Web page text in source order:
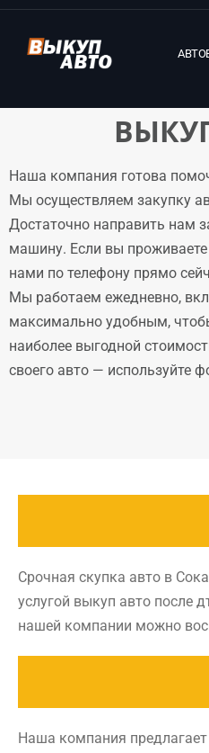
Наша компания готова
Мы осуществляем закупку
Достаточно направить нам
машину. Если вы проживаете
нами по телефону прямо
Мы работаем ежедневно,
максимально удобным,
наиболее выгодной
своего авто — используйте
Срочная скупка авто в
услугой выкуп авто после
нашей компании можно
Наша компания